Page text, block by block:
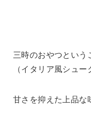
三時のおやつという
（イタリア風シュ
甘さを抑えた上品な